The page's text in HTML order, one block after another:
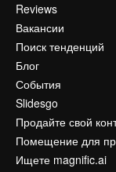
Reviews
Вакансии
Поиск тенденций
Блог
События
Slidesgo
Продайте свой
Помещение для
Ищете magnific.ai